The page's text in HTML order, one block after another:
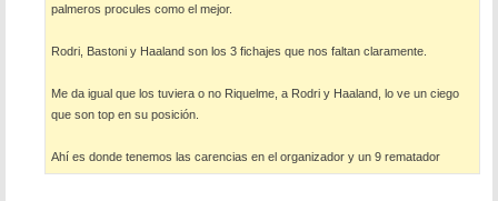
palmeros procules como el mejor.
Rodri, Bastoni y Haaland son los 3 fichajes que nos faltan claramente.
Me da igual que los tuviera o no Riquelme, a Rodri y Haaland, lo ve un ciego
que son top en su posición.
Ahí es donde tenemos las carencias en el organizador y un 9 rematador